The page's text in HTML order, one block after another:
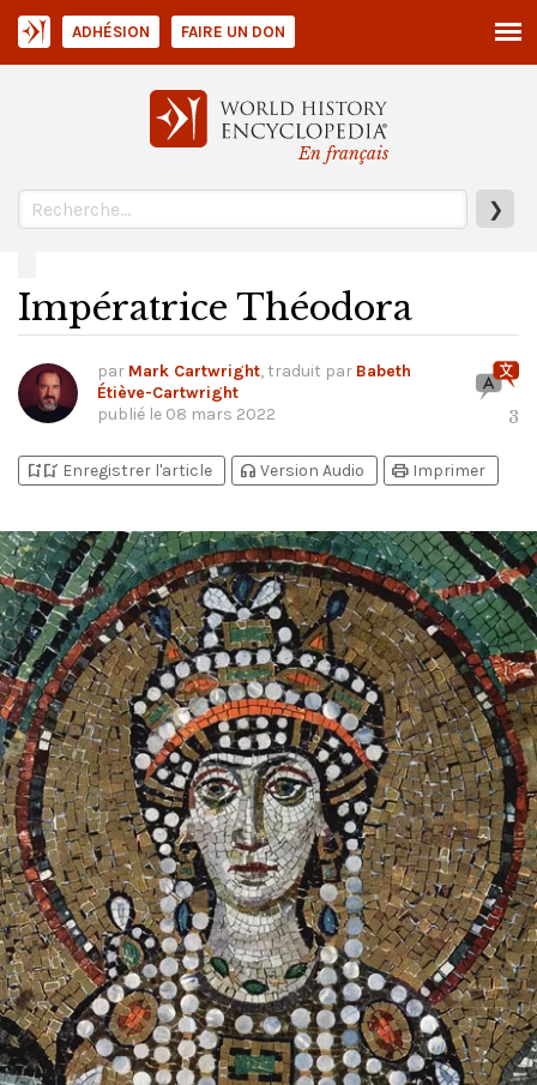
En français
❯
ADHÉSION FAIRE UN DON
Impératrice Théodora
par Mark Cartwright, traduit par Babeth
Étiève-Cartwright
publié le 08 mars 2022 3
bookmark_addbookmark_added Enregistrer l'article headphones Version Audio print Imprimer